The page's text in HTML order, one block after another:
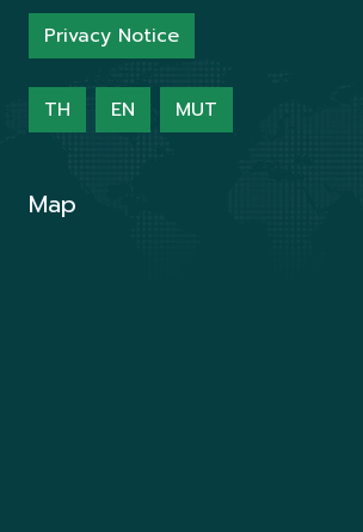
Privacy Notice
TH EN MUT
Map